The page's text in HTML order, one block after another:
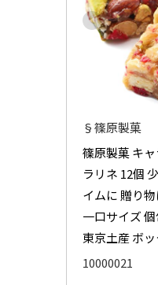
§篠原製菓
篠原製菓 キ
ラリネ 12個
イムに 贈り
一口サイズ
東京土産 ボッ
10000021